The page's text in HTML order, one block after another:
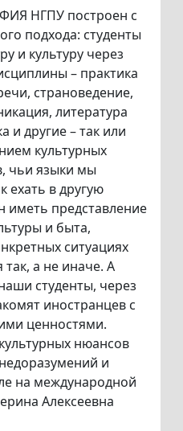
НГПУ построен с
подхода: студенты
и культуру через
– практика
страноведение,
литература
и другие – так или
культурных
чьи языки мы
ехать в другую
иметь представление
и быта,
ситуациях
так, а не иначе. А
студенты, через
иностранцев с
ценностями.
нюансов
и
на международной
Алексеевна